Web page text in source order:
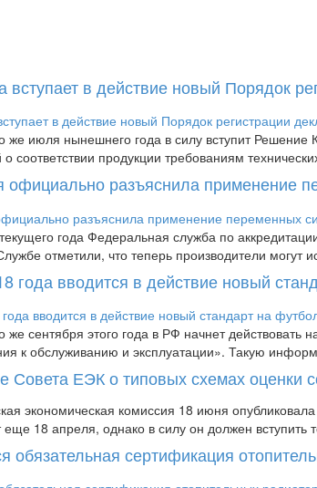
вступает в действие новый Порядок
же июля нынешнего года в силу вступит
соответствии продукции требованиям
официально разъяснила применение
года Федеральная служба по
отметили, что теперь производители
года вводится в действие новый
же сентября этого года в РФ начнет
к обслуживанию и эксплуатации». Такую
Совета ЕЭК о типовых схемах оценки
экономическая комиссия 18 июня
18 апреля, однако в силу он должен вступить
обязательная сертификация